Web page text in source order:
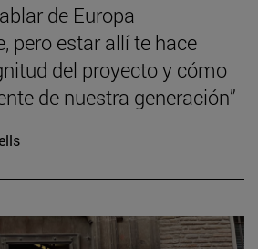
de Europa
pero estar allí te hace
del proyecto y cómo
de nuestra generación”